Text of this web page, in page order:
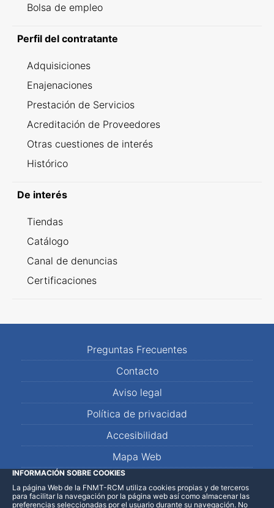
Bolsa de empleo
Perfil del contratante
Adquisiciones
Enajenaciones
Prestación de Servicios
Acreditación de Proveedores
Otras cuestiones de interés
Histórico
De interés
Tiendas
Catálogo
Canal de denuncias
Certificaciones
Preguntas Frecuentes
Contacto
Aviso legal
Política de privacidad
Accesibilidad
Mapa Web
LinkedInFacebookWhatsApp
INFORMACIÓN SOBRE COOKIES
La página Web de la FNMT-RCM utiliza cookies propias y de terceros
para facilitar la navegación por la página web así como almacenar las
preferencias seleccionadas por el usuario durante su navegación. No